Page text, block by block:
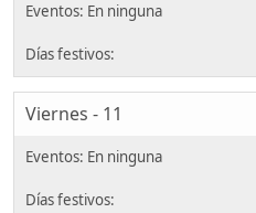
Viernes - 11